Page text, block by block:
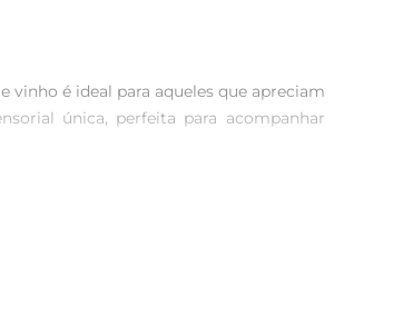
vinho é ideal para aqueles que apreciam
única, perfeita para acompanhar